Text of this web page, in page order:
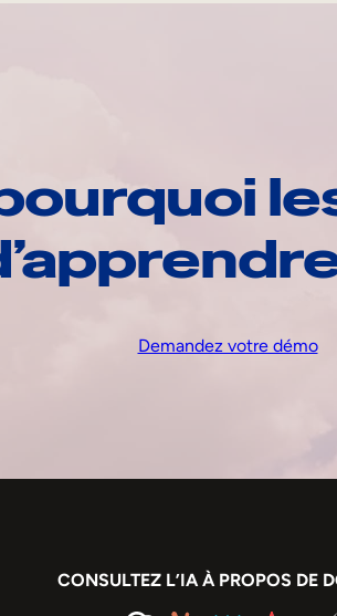
Demandez votre démo
CONSULTEZ L’IA À PROPOS DE